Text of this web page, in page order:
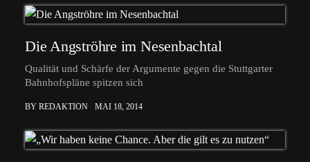
Die Angströhre im Nesenbachtal
Qualität und Schärfe der Argumente gegen die Stuttgarter
Bahnhofspläne spitzen sich
BY REDAKTION MAI 18, 2014